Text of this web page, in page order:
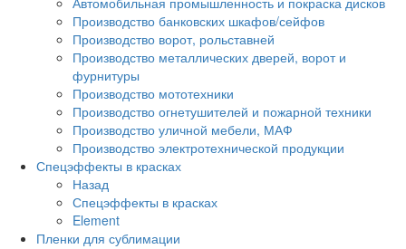
Производство банковских шкафов/сейфов
Производство ворот, рольставней
Производство металлических дверей, ворот и
фурнитуры
Производство мототехники
Производство огнетушителей и пожарной техники
Производство уличной мебели, МАФ
Производство электротехнической продукции
Спецэффекты в красках
Назад
Спецэффекты в красках
Element
Пленки для сублимации